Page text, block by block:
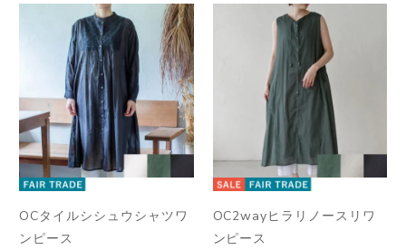
OCタイルシシュウシャツワ
ンピース
OC2wayヒラリノースリワ
ンピース